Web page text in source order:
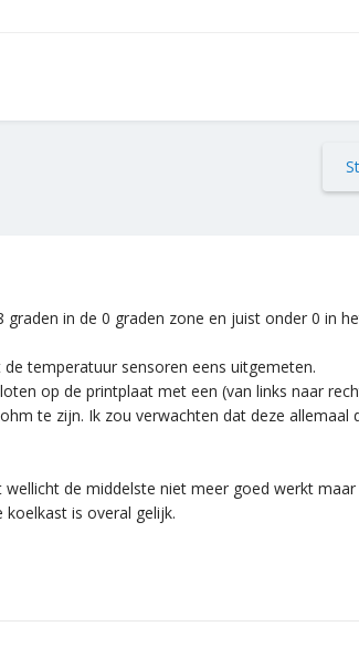
in de 0 graden zone en juist onder 0 in
temperatuur sensoren eens uitgemeten.
op de printplaat met een (van links naar
te zijn. Ik zou verwachten dat deze allemaal
de middelste niet meer goed werkt
is overal gelijk.